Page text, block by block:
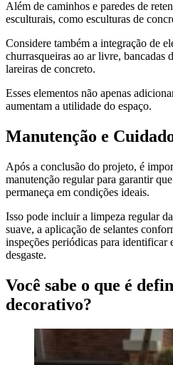
Além de caminhos e paredes de
esculturais, como esculturas de
Considere também a integração de
churrasqueiras ao ar livre, bancadas
lareiras de concreto.
Esses elementos não apenas
aumentam a utilidade do espaço.
Manutenção e
Após a conclusão do projeto, é
manutenção regular para garantir
permaneça em condições ideais.
Isso pode incluir a limpeza regular
suave, a aplicação de selantes
inspeções periódicas para identificar
desgaste.
Você sabe o que é
decorativo?